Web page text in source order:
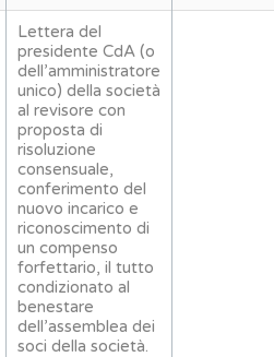
Lettera del
presidente CdA (o
dell’amministratore
unico) della società
al revisore con
proposta di
risoluzione
consensuale,
conferimento del
nuovo incarico e
riconoscimento di
un compenso
forfettario, il tutto
condizionato al
benestare
dell’assemblea dei
soci della società.